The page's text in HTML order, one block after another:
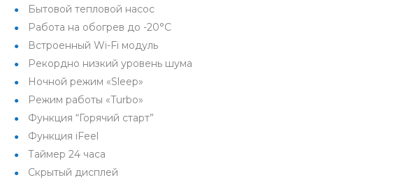
Бытовой тепловой насос
Работа на обогрев до -20°С
Встроенный Wi-Fi модуль
Рекордно низкий уровень шума
Ночной режим «Sleep»
Режим работы «Turbo»
Функция “Горячий старт”
Функция iFeel
Таймер 24 часа
Скрытый дисплей